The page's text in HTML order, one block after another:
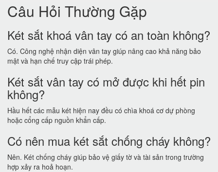
Câu Hỏi Thường Gặp
Két sắt khoá vân tay có an toàn không?
Có. Công nghệ nhận diện vân tay giúp nâng cao khả năng bảo
mật và hạn chế truy cập trái phép.
Két sắt vân tay có mở được khi hết pin
không?
Hầu hết các mẫu két hiện nay đều có chìa khoá cơ dự phòng
hoặc cổng cấp nguồn khẩn cấp.
Có nên mua két sắt chống cháy không?
Nên. Két chống cháy giúp bảo vệ giấy tờ và tài sản trong trường
hợp xảy ra hoả hoạn.